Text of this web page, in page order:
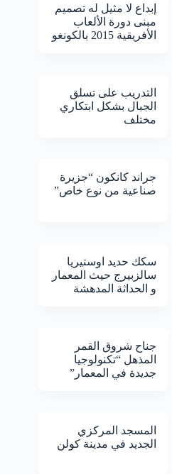
إبداع لا مثيل له تصميم
مبنى دورة الألعاب
الأفريقية 2015 بالكونغو
التدريب على تسلق
الجبال بشكل ابتكاري
مختلف
جراند كانكون “جزيرة
صناعية من نوع خاص”
سكك حديد اوستيريا
سالزبيرج حيث المعمار
و الحداثة المدهشة
جناح شروق القمر
المذهل “تكنولوجيا
جديدة في المعمار”
المسجد المركزي
الجديد في مدينة كولن